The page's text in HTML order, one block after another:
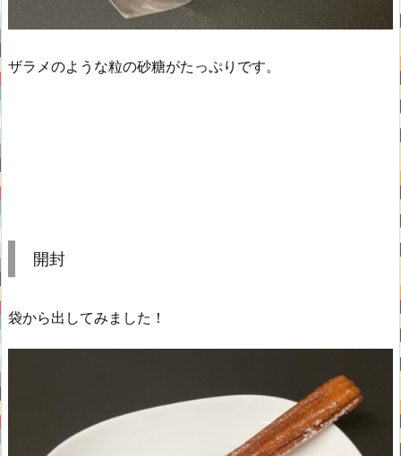
ザラメのような粒の砂糖がたっぷりです。
開封
袋から出してみました！